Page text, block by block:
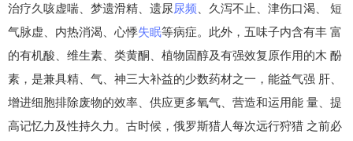
治疗久咳虚喘、梦遗滑精、遗尿尿频、久泻不止、津伤口渴、 短
气脉虚、内热消渴、心悸失眠等病症。此外，五味子内含有丰 富
的有机酸、维生素、类黄酮、植物固醇及有强效复原作用的木 酚
素，是兼具精、气、神三大补益的少数药材之一，能益气强 肝、
增进细胞排除废物的效率、供应更多氧气、营造和运用能 量、提
高记忆力及性持久力。古时候，俄罗斯猎人每次远行狩猎 之前必